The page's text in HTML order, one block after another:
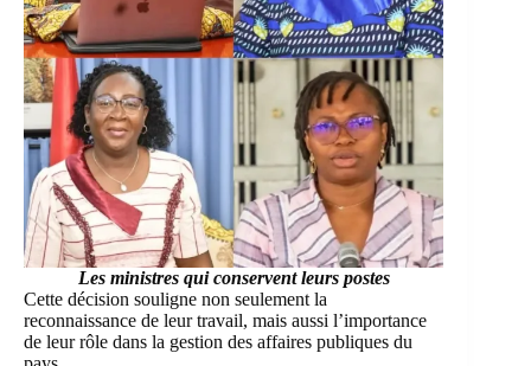
Les ministres qui conservent leurs postes
Cette décision souligne non seulement la
reconnaissance de leur travail, mais aussi l’importance
de leur rôle dans la gestion des affaires publiques du